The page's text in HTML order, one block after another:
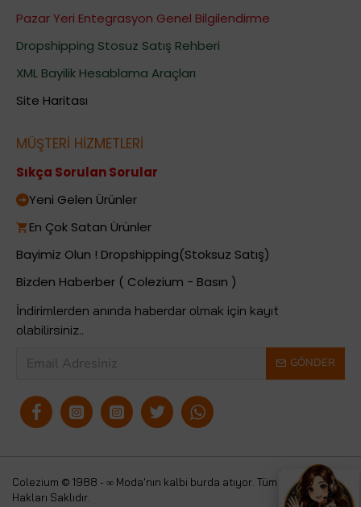
Pazar Yeri Entegrasyon Genel Bilgilendirme
Dropshipping Stosuz Satış Rehberi
XML Bayilik Hesablama Araçları
Site Haritası
MÜŞTERİ HİZMETLERİ
Sıkça Sorulan Sorular
Yeni Gelen Ürünler
En Çok Satan Ürünler
Bayimiz Olun ! Dropshipping(Stoksuz Satış)
Bizden Haberber ( Colezium - Basın )
İndirimlerden anında haberdar olmak için kayıt
olabilirsiniz..
GÖNDER
Colezium © 1988 - ∞ Moda'nın kalbi burda atıyor. Tüm
Hakları Saklıdır.
Colezium